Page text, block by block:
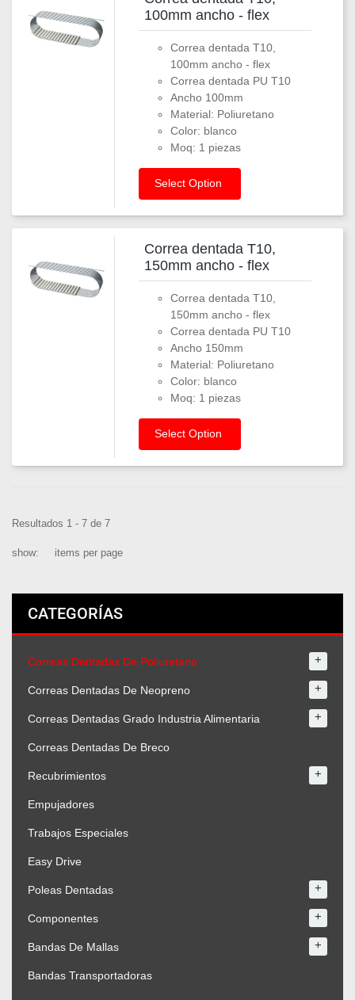
100mm ancho - flex
Correa dentada T10,
100mm ancho - flex
Correa dentada PU T10
Ancho 100mm
Material: Poliuretano
Color: blanco
Moq: 1 piezas
Select Option
Correa dentada T10,
150mm ancho - flex
Correa dentada T10,
150mm ancho - flex
Correa dentada PU T10
Ancho 150mm
Material: Poliuretano
Color: blanco
Moq: 1 piezas
Select Option
Resultados 1 - 7 de 7
show: items per page
CATEGORÍAS
Correas Dentadas De Poliuretano +
Correas Dentadas De Neopreno +
Correas Dentadas Grado Industria Alimentaria +
Correas Dentadas De Breco
Recubrimientos +
Empujadores
Trabajos Especiales
Easy Drive
Poleas Dentadas +
Componentes +
Bandas De Mallas +
Bandas Transportadoras